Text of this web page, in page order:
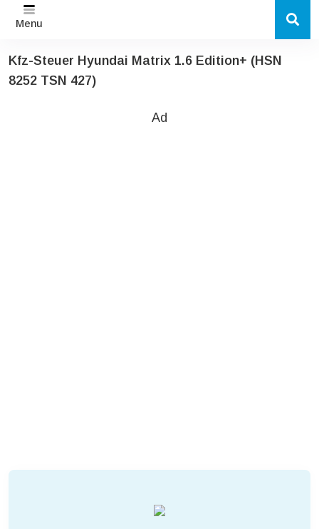
Menu
Kfz-Steuer Hyundai Matrix 1.6 Edition+ (HSN
8252 TSN 427)
Ad